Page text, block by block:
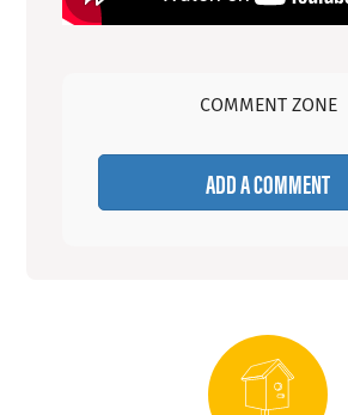
COMMENT ZONE
ADD A COMMENT